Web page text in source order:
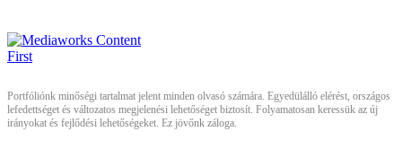
Portfóliónk minőségi tartalmat jelent minden olvasó számára. Egyedülálló elérést, országos
lefedettséget és változatos megjelenési lehetőséget biztosít. Folyamatosan keressük az új
irányokat és fejlődési lehetőségeket. Ez jövőnk záloga.